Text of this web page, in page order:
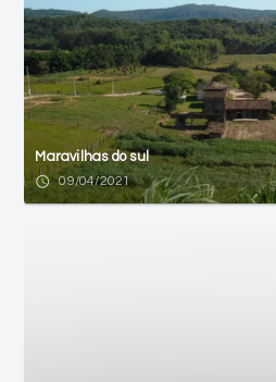
Maravilhas do sul
access_time
09/04/2021